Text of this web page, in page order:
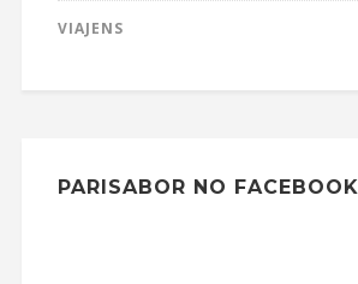
VIAJENS
PARISABOR NO FACEBOOK